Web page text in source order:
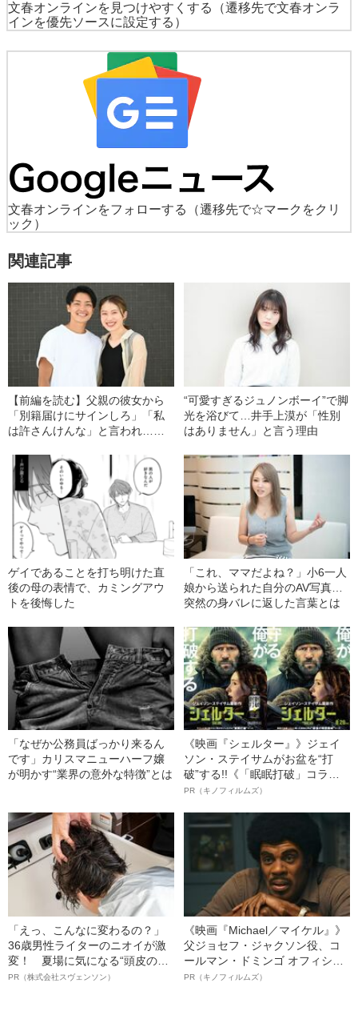
文春オンラインを見つけやすくする
（遷移先で文春オンラ
インを優先ソースに設定する）
文春オンラインをフォローする
（遷移先で☆マークをクリ
ック）
関連記事
【前編を読む】父親の彼女から
「別籍届けにサインしろ」「私
は許さんけんな」と言われ…ト
（30）が経験した壮絶すぎる“カ
ミングアウト”
“可愛すぎるジュノンボーイ”で脚
光を浴びて…井手上漠が「性別
はありません」と言う理由
ゲイであることを打ち明けた直
後の母の表情で、カミングアウ
トを後悔した
「これ、ママだよね？」小6一人
娘から送られた自分のAV写真…
突然の身バレに返した言葉とは
「なぜか公務員ばっかり来るん
です」カリスマニューハーフ嬢
が明かす“業界の意外な特徴”とは
《映画『シェルター』》ジェイ
ソン・ステイサムがお盆を“打
破”する!!《「眠眠打破」コラ
ボ》
PR（キノフィルムズ）
「えっ、こんなに変わるの？」
36歳男性ライターのニオイが激
変！ 夏場に気になる“頭皮のニ
オイ”や“ベタつき”を解消す
PR（株式会社スヴェンソン）
《映画『Michael／マイケル』》
父ジョセフ・ジャクソン役、コ
ールマン・ドミンゴ オフィシャ
ルインタビュー“観客を魅了した
PR（キノフィルムズ）